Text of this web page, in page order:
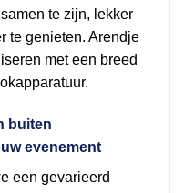
te zijn, lekker
te genieten. Arendje
met een breed
buiten
evenement
een gevarieerd